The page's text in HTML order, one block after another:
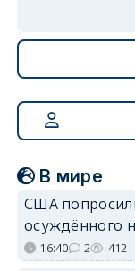
В мире
США
осуждённого
16:40 2 412